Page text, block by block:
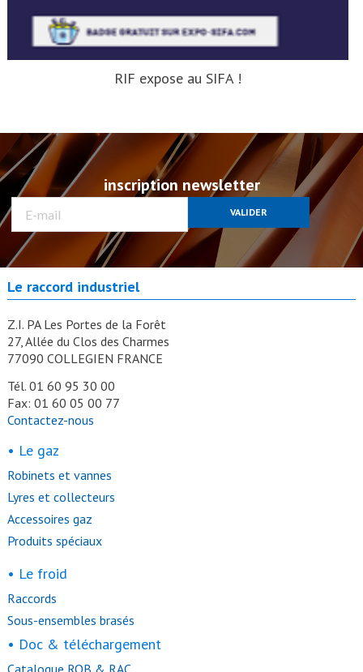
RIF expose au SIFA !
inscription newsletter
VALIDER
Le raccord industriel
Z.I. PA Les Portes de la Forêt
27, Allée du Clos des Charmes
77090 COLLEGIEN FRANCE
Tél. 01 60 95 30 00
Fax: 01 60 05 00 77
Contactez-nous
• Le gaz
Robinets et vannes
Lyres et collecteurs
Accessoires gaz
Produits spéciaux
• Le froid
Raccords
Sous-ensembles brasés
• Doc & téléchargement
Catalogue ROB & RAC